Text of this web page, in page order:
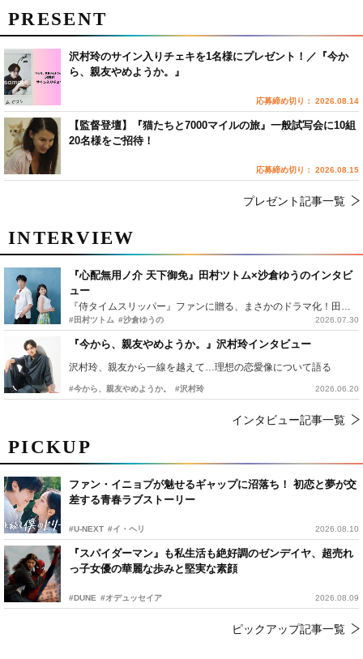
PICKUP
ファン・イニョプが魅せるギャップに沼落ち！ 初恋と夢が交
差する青春ラブストーリー
#U-NEXT #イ・ヘリ 2026.08.10
『スパイダーマン』も私生活も絶好調のゼンデイヤ、超売れ
っ子女優の華麗な歩みと堅実な素顔
#DUNE #オデュッセイア 2026.08.09
ピックアップ記事一覧
INTERVIEW
『心配無用ノ介 天下御免』田村ツトム×沙倉ゆうのインタビ
ュー
#田村ツトム #沙倉ゆうの 2026.07.30
『今から、親友やめようか。』沢村玲インタビュー
沢村玲、親友から一線を越えて…理想の恋愛像について語る
#今から、親友やめようか。 #沢村玲 2026.06.20
インタビュー記事一覧
PRESENT
沢村玲のサイン入りチェキを1名様にプレゼント！／『今か
ら、親友やめようか。』
応募締め切り： 2026.08.14
【監督登壇】『猫たちと7000マイルの旅』一般試写会に10組
20名様をご招待！
応募締め切り： 2026.08.15
プレゼント記事一覧